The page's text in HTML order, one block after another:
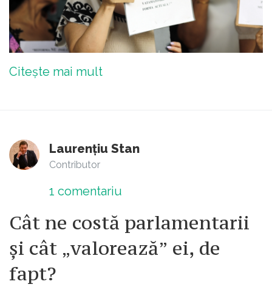
Citește mai mult
Laurențiu Stan
Contributor
1 comentariu
Cât ne costă parlamentarii
și cât „valorează” ei, de
fapt?